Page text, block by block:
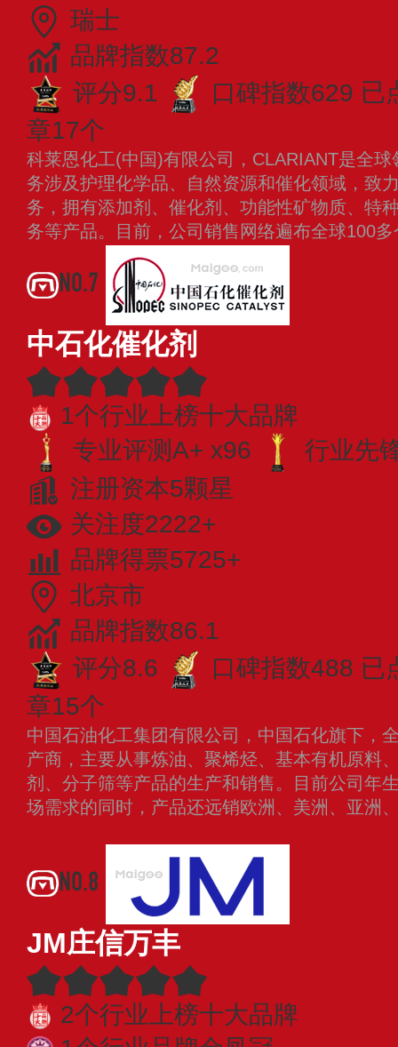
瑞士
品牌指数87.2
评分9.1
口碑指数629 已
章17个
科莱恩化工(中国)有限公司，CLARIANT是全
务涉及护理化学品、自然资源和催化领域，致
务，拥有添加剂、催化剂、功能性矿物质、特
务等产品。目前，公司销售网络遍布全球100
NO.7
中石化催化剂
1个行业上榜十大品牌
专业评测A+ x96
行业先
注册资本5颗星
关注度2222+
品牌得票5725+
北京市
品牌指数86.1
评分8.6
口碑指数488 已
章15个
中国石油化工集团有限公司，中国石化旗下，
产商，主要从事炼油、聚烯烃、基本有机原料
剂、分子筛等产品的生产和销售。目前公司年
场需求的同时，产品还远销欧洲、美洲、亚洲
NO.8
JM庄信万丰
2个行业上榜十大品牌